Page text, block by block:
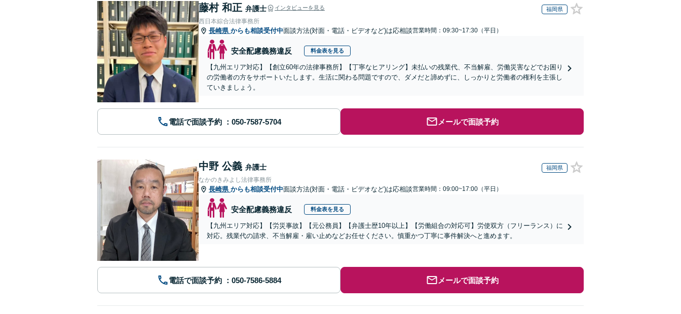
藤村 和正 弁護士 インタビューを見る 福岡県
西日本綜合法律事務所
長崎県 からも相談受付中面談方法(対面・電話・ビデオなど)は応相談営業時間：09:30~17:30（平日）
安全配慮義務違反 料金表を見る
【九州エリア対応】【創立60年の法律事務所】【丁寧なヒアリング】未払いの残業代、不当解雇、労働災害などでお困り
の労働者の方をサポートいたします。生活に関わる問題ですので、ダメだと諦めずに、しっかりと労働者の権利を主張し
ていきましょう。
電話で面談予約 メールで面談予約
中野 公義 弁護士 福岡県
なかのきみよし法律事務所
長崎県 からも相談受付中面談方法(対面・電話・ビデオなど)は応相談営業時間：09:00~17:00（平日）
安全配慮義務違反 料金表を見る
【九州エリア対応】【労災事故】【元公務員】【弁護士歴10年以上】【労働組合の対応可】労使双方（フリーランス）に
対応。残業代の請求、不当解雇・雇い止めなどお任せください。慎重かつ丁寧に事件解決へと進めます。
電話で面談予約 メールで面談予約